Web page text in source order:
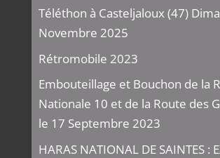
Téléthon à Casteljaloux (47)
Novembre 2025
Rétromobile 2023
Embouteillage et Bouchon de la
Nationale 10 et de la Route des
le 17 Septembre 2023
HARAS NATIONAL DE SAINTES :